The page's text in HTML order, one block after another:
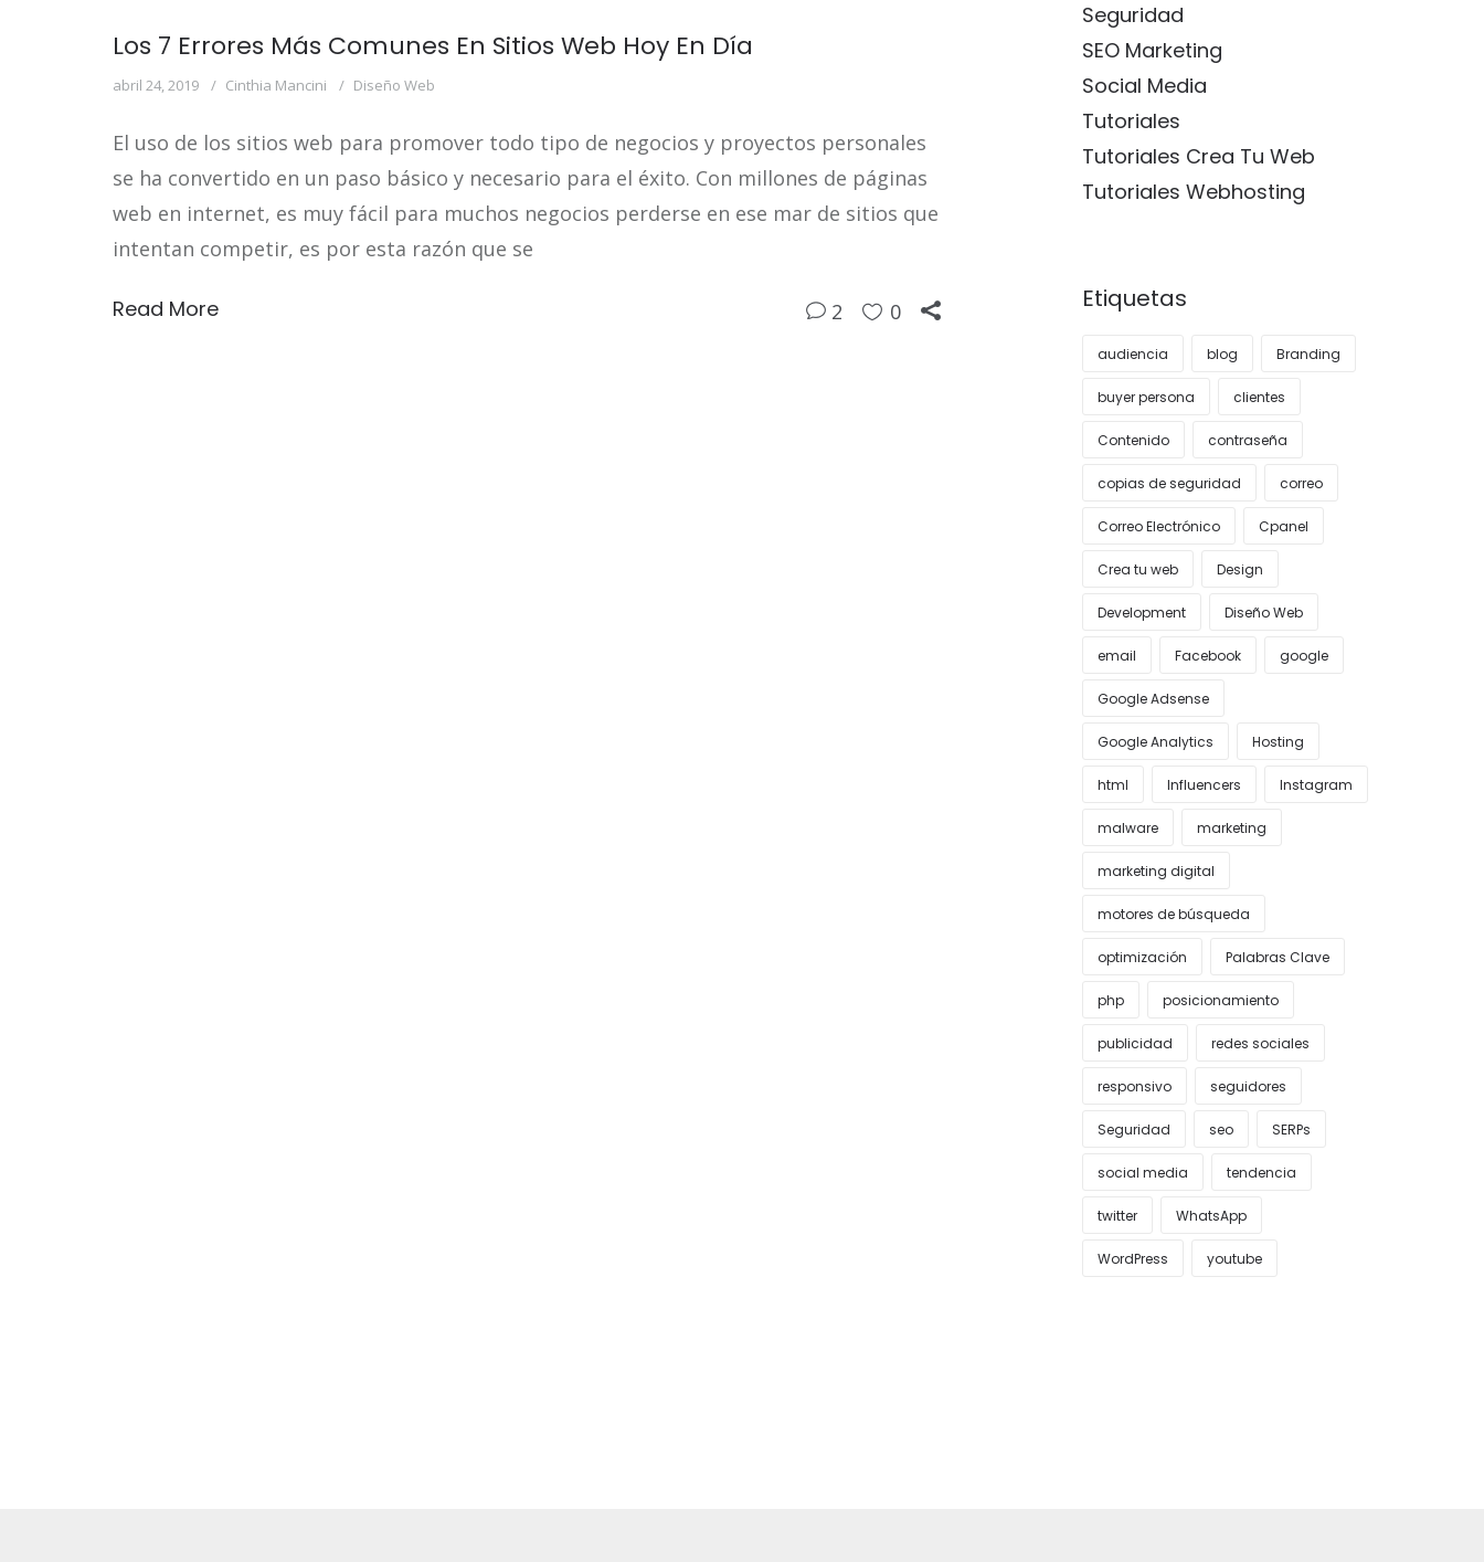
Los 7 Errores Más Comunes En Sitios Web Hoy En Día
abril 24, 2019 Cinthia Mancini Diseño Web
El uso de los sitios web para promover todo tipo de negocios y proyectos personales
se ha convertido en un paso básico y necesario para el éxito. Con millones de páginas
web en internet, es muy fácil para muchos negocios perderse en ese mar de sitios que
intentan competir, es por esta razón que se
Read More 2 0
Seguridad
SEO Marketing
Social Media
Tutoriales
Tutoriales Crea Tu Web
Tutoriales Webhosting
Etiquetas
audiencia blog Branding
buyer persona clientes
Contenido contraseña
copias de seguridad correo
Correo Electrónico Cpanel
Crea tu web Design
Development Diseño Web
email Facebook google
Google Adsense
Google Analytics Hosting
html Influencers Instagram
malware marketing
marketing digital
motores de búsqueda
optimización Palabras Clave
php posicionamiento
publicidad redes sociales
responsivo seguidores
Seguridad seo SERPs
social media tendencia
twitter WhatsApp
WordPress youtube